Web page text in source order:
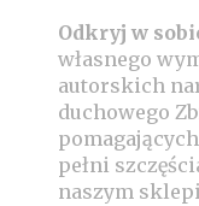
Odkryj w
własnego
autorskich
duchowego
pełni
naszym